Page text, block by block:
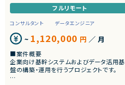
フルリモート
コンサルタント データエンジニア
~ 1,120,000 円 ／ 月
■案件概要
企業向け基幹システムおよびデータ活用基
盤の構築・運用を行うプロジェクトです。